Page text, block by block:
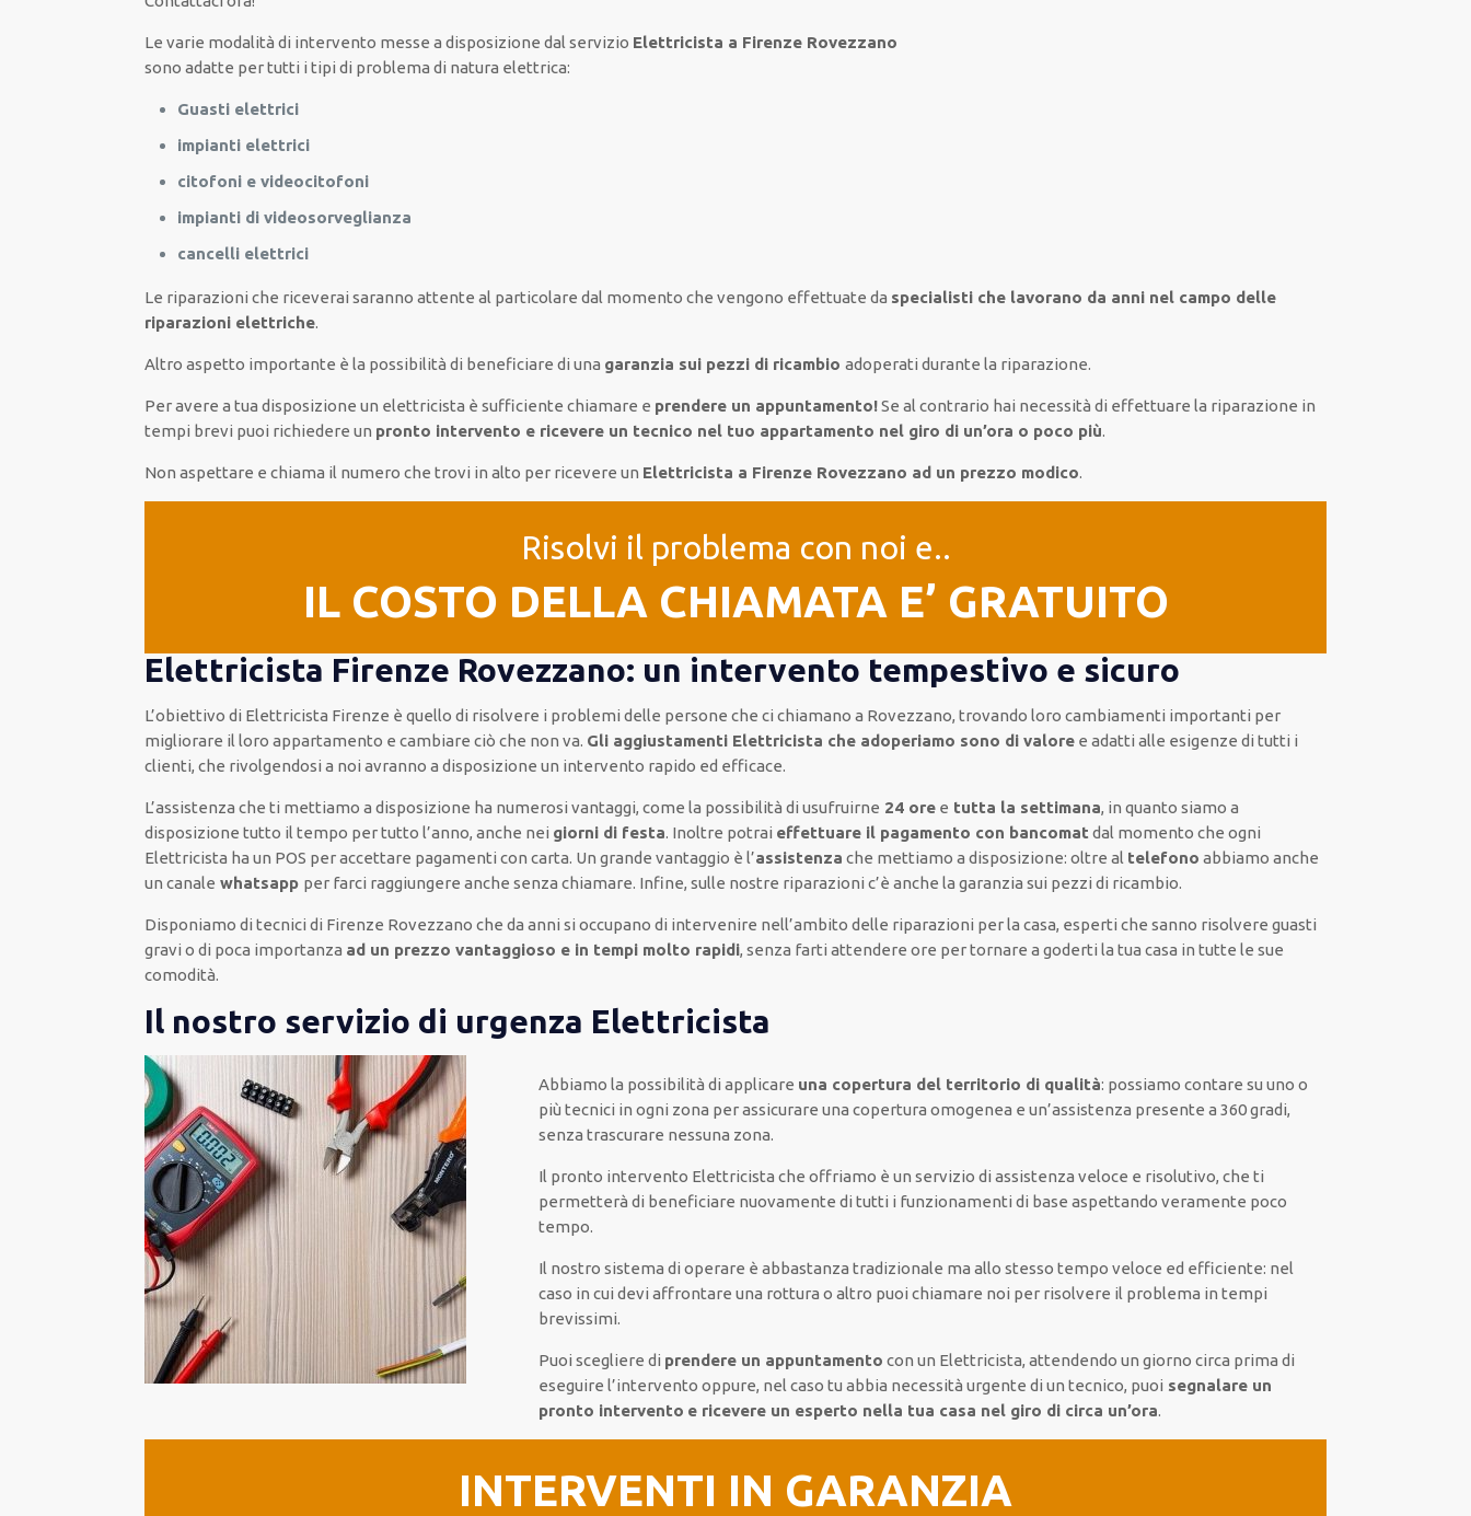
Levarie modalità di intervento messe a disposizione dal servizio Elettricista a Firenze Rovezzano
sonoadatte pertutti i tipi di problema di natura elettrica:
Guasti elettrici
impianti elettrici
citofoni e videocitofoni
impianti di videosorveglianza
cancelli elettrici
Le riparazioni che riceverai sarannoattente al particolare dal momento che vengono effettuate da specialisti che lavorano da anni nel campo delle
riparazioni elettriche.
Altro aspetto importante è la possibilità di beneficiare di una garanzia sui pezzi di ricambioadoperati durante la riparazione.
Per averea tua disposizione un elettricista è sufficiente chiamare e prendere un appuntamento!Se al contrario hai necessità di effettuare la riparazione in
tempi brevi puoi richiedere un pronto intervento e ricevere un tecnico nel tuo appartamento nel giro di un’ora o poco più.
Non aspettare e chiama il numero che trovi in alto per ricevere un Elettricista a Firenze Rovezzano ad un prezzo modico.
Risolvi il problema con noi e..
IL COSTO DELLA CHIAMATA E’ GRATUITO
Elettricista Firenze Rovezzano: un intervento tempestivo e sicuro
L’obiettivo di Elettricista Firenze è quello di risolvere i problemi delle persone checi chiamano a Rovezzano, trovando lorocambiamenti importanti per
migliorare il loro appartamento e cambiare ciò che non va. Gli aggiustamenti Elettricista che adoperiamo sono di valore eadatti alle esigenze di tutti i
clienti, che rivolgendosi a noi avranno a disposizione un intervento rapido ed efficace.
L’assistenza che ti mettiamo a disposizione ha numerosi vantaggi, come la possibilità di usufruirne 24 ore e tutta la settimana, in quanto siamo a
disposizionetutto il tempo pertutto l’anno, anche nei giorni di festa. Inoltre potrai effettuare il pagamento con bancomat dal momento che ogni
Elettricista haun POS per accettare pagamenticon carta. Un grande vantaggio è l’assistenza che mettiamo a disposizione: oltre al telefono abbiamo anche
uncanale whatsapp per farci raggiungere anche senza chiamare. Infine,sulle nostre riparazioni c’è anche lagaranzia sui pezzi di ricambio.
Disponiamo ditecnici di Firenze Rovezzano che da anni si occupano di intervenire nell’ambito delle riparazioni per la casa, espertiche sanno risolvere guasti
gravi o di poca importanza ad un prezzo vantaggioso e in tempi molto rapidi, senza fartiattendere ore per tornare a goderti la tua casa in tutte le sue
comodità.
Il nostro servizio di urgenza Elettricista
Abbiamo la possibilità di applicare una copertura del territorio di qualità: possiamo contare su uno o
più tecnici in ogni zona perassicurare una copertura omogenea e un’assistenza presente a 360 gradi,
senza trascurare nessuna zona.
Il pronto intervento Elettricista che offriamo è un servizio di assistenza veloce e risolutivo, che ti
permetterà di beneficiare nuovamente di tutti i funzionamenti di base aspettando veramente poco
tempo.
Il nostro sistema di operare è abbastanza tradizionale ma allo stesso tempo veloce ed efficiente: nel
caso in cui devi affrontare una rottura o altro puoi chiamare noi per risolvere il problema in tempi
brevissimi.
Puoi scegliere di prendereun appuntamento con un Elettricista, attendendo un giorno circa prima di
eseguire l’intervento oppure, nel caso tu abbia necessità urgente di un tecnico, puoi segnalareun
pronto intervento e ricevere un esperto nella tua casa nel giro di circa un’ora.
INTERVENTI IN GARANZIA